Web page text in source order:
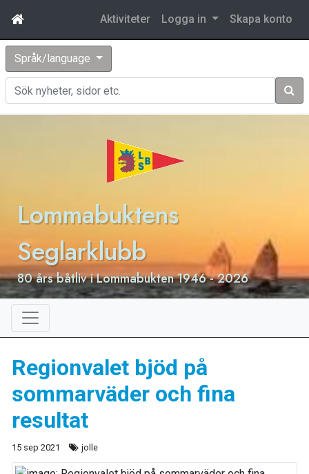
Aktiviteter Logga in Skapa konto
Språk/language
Sök
Lommabuktens
Seglarklubb
80 års båtliv i Lommabukten 1946 - 2026
Regionvalet bjöd på
sommarväder och fina
resultat
15 sep 2021 jolle